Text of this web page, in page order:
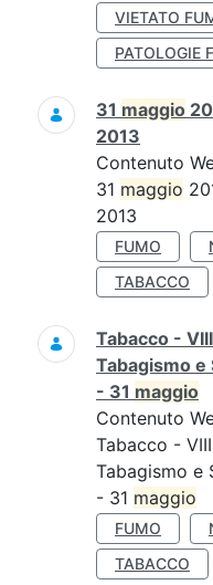
VIETATO
PATOLOGIE
31 maggio
2013
Contenuto
31 maggio
2013
FUMO
TABACCO
Tabacco -
Tabagismo e
- 31 maggio
Contenuto
Tabacco -
Tabagismo e
- 31 maggio
FUMO
TABACCO